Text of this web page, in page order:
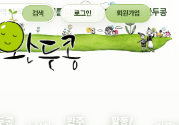
의 작은 이야기를 다정하게 엮어 보여주는 완두콩
검색 로그인 회원가입
콩
완주
활동/